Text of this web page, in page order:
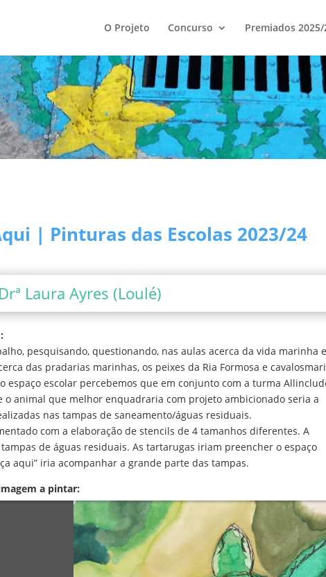
O Projeto Concurso Premiados 2025/
| Pinturas das Escolas 2023/24
Laura Ayres (Loulé)
pesquisando, questionando, nas aulas acerca da vida
das pradarias marinhas, os peixes da Ria Formosa e
espaço escolar percebemos que em conjunto com a turma
o animal que melhor enquadraria com projeto ambicionado seria a
nas tampas de saneamento/águas residuais.
com a elaboração de stencils de 4 tamanhos diferentes. A
de águas residuais. As tartarugas iriam preencher o espaço
aqui” iria acompanhar a grande parte das tampas.
a pintar: